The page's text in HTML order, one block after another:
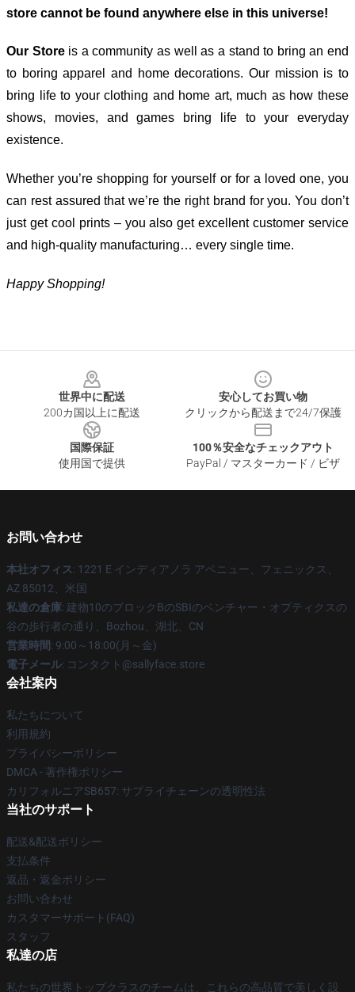
store cannot be found anywhere else in this universe!
Our Storeis a community as well as a stand to bring an end
to boring apparel and home decorations. Our mission is to
bring life to your clothing and home art, much as how these
shows, movies, and games bring life to your everyday
existence.
Whether you’re shopping for yourself or for a loved one, you
can rest assured that we’re the right brand for you. You don’t
just get cool prints – you also get excellent customer service
and high-quality manufacturing… every single time.
Happy Shopping!
世界中に配送
200カ国以上に配送
安心してお買い物
クリックから配送まで24/7保護
国際保証
使用国で提供
100％安全なチェックアウト
PayPal / マスターカード / ビザ
お問い合わせ
本社オフィス: 1221 E インディアノラ アベニュー、フェニックス、
AZ 85012、米国
私達の倉庫: 建物10のブロックBのSBIのベンチャー・オプティクスの
谷の歩行者の通り、Bozhou、湖北、CN
営業時間: 9:00～18:00(月～金)
電子メール: コンタクト@sallyface.store
会社案内
私たちについて
利用規約
プライバシーポリシー
DMCA - 著作権ポリシー
カリフォルニアSB657: サプライチェーンの透明性法
当社のサポート
配送&配送ポリシー
支払条件
返品・返金ポリシー
お問い合わせ
カスタマーサポート(FAQ)
スタッフ
私達の店
私たちの世界トップクラスのチームは、これらの高品質で美しく設